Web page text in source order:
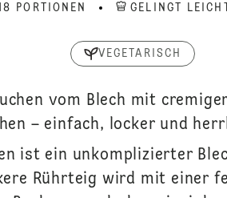
PORTIONEN GELINGT LEICHT
VEGETARISCH
vom Blech mit
– einfach, locker und
ist ein unkomplizierter
Rührteig wird mit einer